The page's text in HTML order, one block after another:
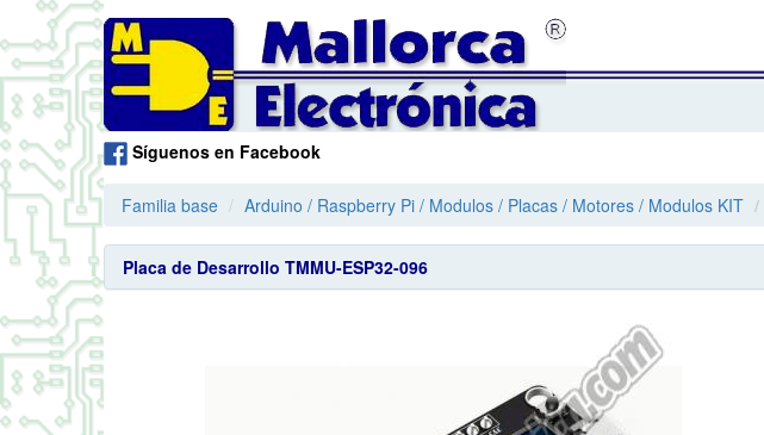
Síguenos en Facebook
Familia base Arduino / Raspberry Pi / Modulos / Placas / Motores / Modulos KIT
Placa de Desarrollo TMMU-ESP32-096